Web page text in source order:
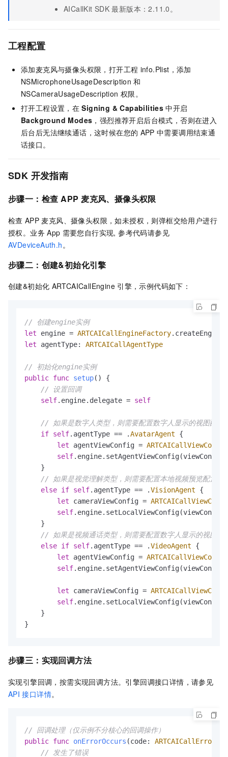
AICallKit SDK 最新版本：2.11.0 。
工程配置
添加麦克风与摄像头权限，打开工程 info.Plist，添加
NSMicrophoneUsageDescription 和
NSCameraUsageDescription 权限。
打开工程设置，在 Signing & Capabilities 中开启
Background Modes ，强烈推荐开启后台模式，否则在进入
后台后无法继续通话，这时候在您的 APP 中需要调用结束通
话接口。
SDK 开发指南
步骤一：检查 APP 麦克风、摄像头权限
检查 APP 麦克风、摄像头权限，如未授权，则弹框交给用户进行
授权。业务 App 需要您自行实现, 参考代码请参见
AVDeviceAuth.h 。
步骤二：创建&初始化引擎
创建&初始化 ARTCAICallEngine 引擎，示例代码如下：
// 创建engine实例
let engine = ARTCAICallEngineFactory
let agentType: ARTCAICallAgentType
// 初始化engine实例
public func setup() {
// 设置回调
self.engine.delegate = self
// 如果是数字人类型，则需要配置数字人显示的视图配置
if self.agentType == .AvatarAgent {
let agentViewConfig = ARTCAICallViewConfig
self
    }
// 如果是视觉理解类型，则需要配置本地视频预览配置
else if self.agentType == .VisionAgent {
let cameraViewConfig =
self
    }
// 如果是视频通话类型，则需要配置数字人显示的视图配
else if self.agentType == .VideoAgent {
let agentViewConfig = ARTCAICallViewConfig
self
let cameraViewConfig =
self
    }
}
步骤三：实现回调方法
实现引擎回调，按需实现回调方法。引擎回调接口详情，请参见
API 接口详情。
// 回调处理（仅示例不分核心的回调操作）
public func onErrorOccurs (code:
// 发生了错误